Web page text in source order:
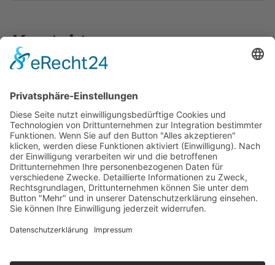
Kontakt
Sensibilisierungs-Training
Gerhard Wieser
Tel.: 0512 57 19 83-16
E-Mail:barrierefrei[at]oeziv-tirol.at
© 2025 ÖZIV Tirol – Alle Rechte vorbehalten
Kontakt